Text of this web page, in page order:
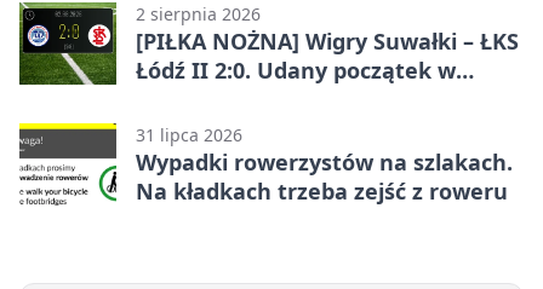
2 sierpnia 2026
[PIŁKA NOŻNA] Wigry Suwałki – ŁKS
Łódź II 2:0. Udany początek w
31 lipca 2026
Wypadki rowerzystów na szlakach.
Na kładkach trzeba zejść z roweru